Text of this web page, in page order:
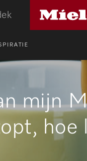
logo
mijn
hoe